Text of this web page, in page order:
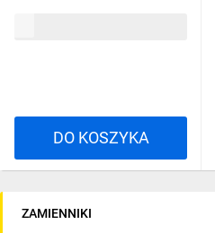
DO KOSZYKA
ZAMIENNIKI